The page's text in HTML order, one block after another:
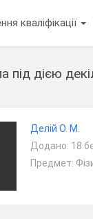
кваліфікації
під дією
Делій О. М.
Додано: 18
Предмет: